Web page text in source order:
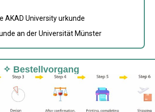
AKAD University urkunde
an der Universität Münster
✧ Bestellvorgang